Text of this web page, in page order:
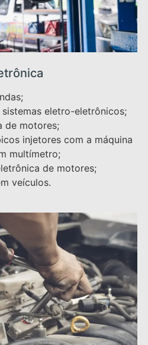
eletro-eletrônicos;
de motores;
injetores com a máquina
multímetro;
de motores;
veículos.